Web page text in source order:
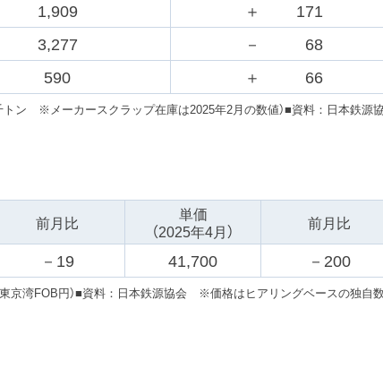
1,909 ＋ 171
3,277 － 68
590 ＋ 66
トン ※メーカースクラップ在庫は2025年2月の数値）■資料：日本鉄源
前月比
単価
（2025年4月）
前月比
－ 19 41,700 － 200
京湾FOB円）■資料：日本鉄源協会 ※価格はヒアリングベースの独自